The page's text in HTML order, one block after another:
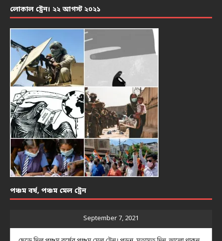
লোকাল ট্রেন। ২২ আগস্ট ২০২১
পঞ্চম বর্ষ, পঞ্চম মেল ট্রেন
September 7, 2021